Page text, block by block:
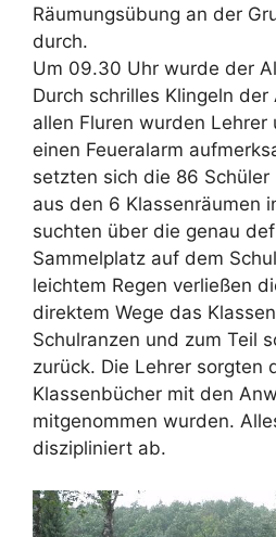
Räumungsübung an der
durch.
Um 09.30 Uhr wurde der
Durch schrilles Klingeln
allen Fluren wurden Lehrer
einen Feueralarm
setzten sich die 86
aus den 6 Klassenräumen
suchten über die genau
Sammelplatz auf dem
leichtem Regen verließen
direktem Wege das
Schulranzen und zum Teil
zurück. Die Lehrer sorgten
Klassenbücher mit den
mitgenommen wurden.
diszipliniert ab.